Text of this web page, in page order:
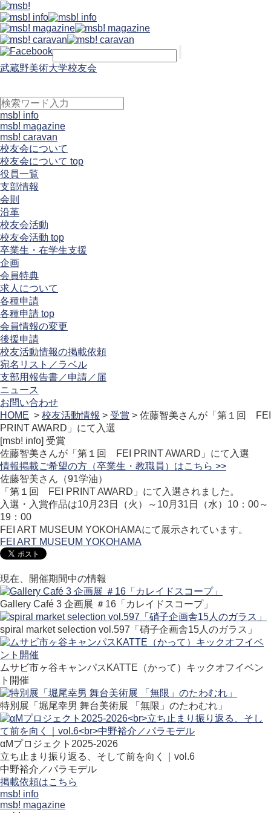
武蔵野美術大学校友会
msb! info
msb! magazine
msb! caravan
校友会について
校友会について top
役員一覧
支部情報
会則
沿革
校友会活動
校友会活動 top
卒業生・在学生支援
企画
会員特典
求人について
各種申請
各種申請 top
会員情報の変更
後援申請
校友活動情報の掲載依頼
宛名リスト／ラベル
支部用報告書／申請／届
ニュース
お問い合わせ
HOME > 校友活動情報 > 受賞 > 佐藤智美さんが「第１回 FEI
PRINT AWARD」にて入選
[msb! info] 受賞
佐藤智美さんが「第１回 FEI PRINT AWARD」にて入選
情報掲載ご希望の方（卒業生・教職員）はこちら >>
佐藤智美さん（91学油）
「第１回 FEI PRINT AWARD」にて入選されました。
入選・入賞作品は10月23日（火）～10月31日（水）10：00～
19：00
FEI ART MUSEUM YOKOHAMAにて展示されています。
FEI ART MUSEUM YOKOHAMA
現在、開催期間中の情報
Gallery Café 3 企画展 ＃16「カレイドスコープ」
spiral market selection vol.597「硝子企画舎15人のガラス」
ムサビ市ヶ谷キャンパスKATTE（かって）キックオフイベン
ト開催
特別展「堀尾幸男 舞台美術展 「無限」のたわむれ」
αMプロジェクト2025-2026
立ち止まり振り返る、そして前を向く｜vol.6
中野裕介／パラモデル
掲載依頼はこちら
msb! info
msb! magazine